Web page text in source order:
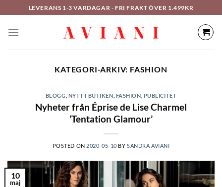
till
innehåll
LEVERANS 1-3 VARDAGAR - FRI FRAKT ÖVER 1.499KR
KATEGORI-ARKIV: FASHION
BLOGG NYTT I BUTIKEN FASHION PUBLICITET
Nyheter från Éprise de Lise Charmel
’Tentation Glamour’
POSTED ON 2020-05-10 BYSANDRA AVIANI
10
maj